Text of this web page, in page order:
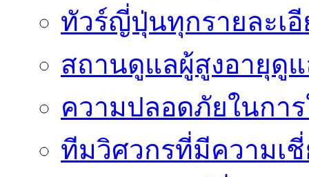
ทัวร์ญี่ปุ่นทุกรายละเ
สถานดูแลผู้สูงอายุดู
ความปลอดภัยในกา
ทีมวิศวกรที่มีความเ